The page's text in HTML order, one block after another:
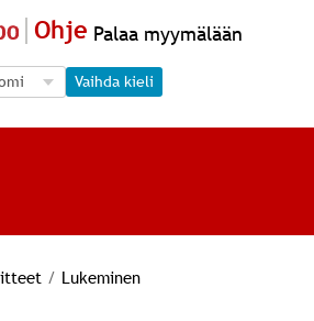
Ohje Palaa myymälään
Selection
Selection
Vaihda kieli
/ Lukeminen